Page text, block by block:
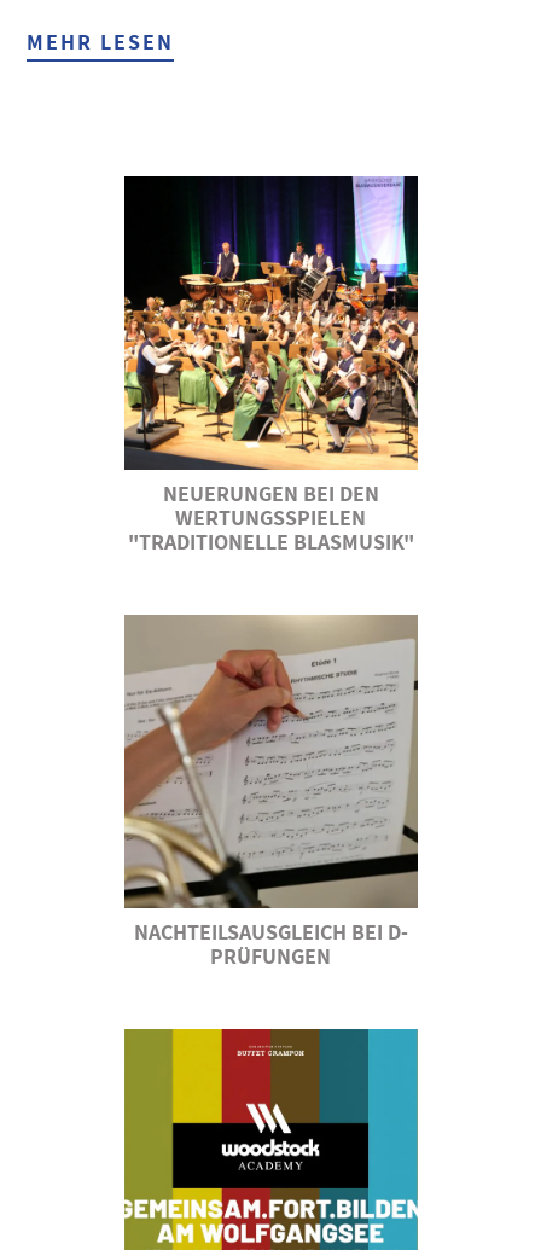
MEHR LESEN
NEUERUNGEN BEI DEN
WERTUNGSSPIELEN
"TRADITIONELLE BLASMUSIK"
NACHTEILSAUSGLEICH BEI D-
PRÜFUNGEN